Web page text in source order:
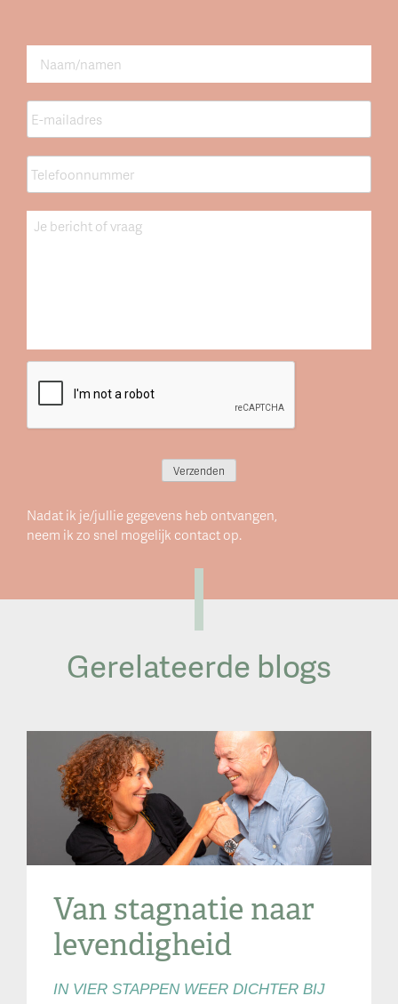
Naam *
E-
mailadres *
Telefoonnummer *
Bericht
CAPTCHA
Verzenden
Nadat ik je/jullie gegevens heb ontvangen,
neem ik zo snel mogelijk contact op.
Gerelateerde blogs
Van stagnatie naar
levendigheid
IN VIER STAPPEN WEER DICHTER BIJ